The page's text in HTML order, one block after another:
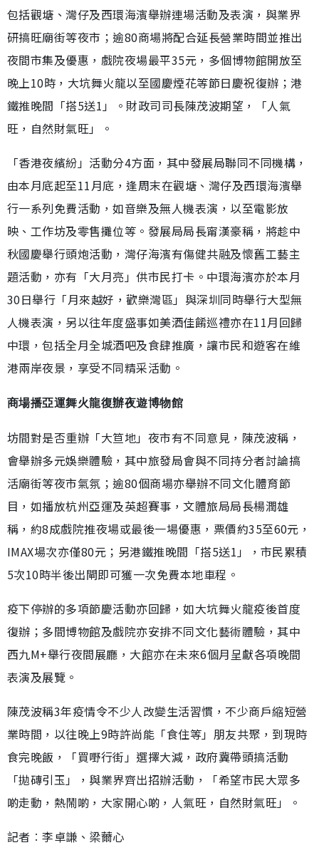
包括觀塘、灣仔及西環海濱舉辦連場活動及表演，與業界
研搞旺廟街等夜市；逾80商場將配合延長營業時間並推出
夜間市集及優惠，戲院夜場最平35元，多個博物館開放至
晚上10時，大坑舞火龍以至國慶煙花等節日慶祝復辦；港
鐵推晚間「搭5送1」。財政司司長陳茂波期望，「人氣
旺，自然財氣旺」。
「香港夜繽紛」活動分4方面，其中發展局聯同不同機構，
由本月底起至11月底，逢周末在觀塘、灣仔及西環海濱舉
行一系列免費活動，如音樂及無人機表演，以至電影放
映、工作坊及零售攤位等。發展局局長甯漢豪稱，將趁中
秋國慶舉行頭炮活動，灣仔海濱有傷健共融及懷舊工藝主
題活動，亦有「大月亮」供市民打卡。中環海濱亦於本月
30日舉行「月來越好，歡樂灣區」與深圳同時舉行大型無
人機表演，另以往年度盛事如美酒佳餚巡禮亦在11月回歸
中環，包括全月全城酒吧及食肆推廣，讓市民和遊客在維
港兩岸夜景，享受不同精采活動。
商場播亞運舞火龍復辦夜遊博物館
坊間對是否重辦「大笪地」夜市有不同意見，陳茂波稱，
會舉辦多元娛樂體驗，其中旅發局會與不同持分者討論搞
活廟街等夜市氣氛；逾80個商場亦舉辦不同文化體育節
目，如播放杭州亞運及英超賽事，文體旅局局長楊潤雄
稱，約8成戲院推夜場或最後一場優惠，票價約35至60元，
IMAX場次亦僅80元；另港鐵推晚間「搭5送1」，市民累積
5次10時半後出閘即可獲一次免費本地車程。
疫下停辦的多項節慶活動亦回歸，如大坑舞火龍疫後首度
復辦；多間博物館及戲院亦安排不同文化藝術體驗，其中
西九M+舉行夜間展廳，大館亦在未來6個月呈獻各項晚間
表演及展覽。
陳茂波稱3年疫情令不少人改變生活習慣，不少商戶縮短營
業時間，以往晚上9時許尚能「食住等」朋友共聚，到現時
食完晚飯，「買嘢行街」選擇大減，政府冀帶頭搞活動
「拋磚引玉」，與業界齊出招辦活動，「希望市民大眾多
啲走動，熱鬧啲，大家開心啲，人氣旺，自然財氣旺」。
記者︰李卓謙、梁薾心